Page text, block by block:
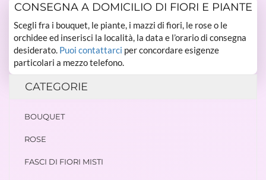
CONSEGNA A DOMICILIO DI FIORI E PIANTE
Scegli fra i bouquet, le piante, i mazzi di fiori, le rose o le
orchidee ed inserisci la località, la data e l’orario di consegna
desiderato. Puoi contattarci per concordare esigenze
particolari a mezzo telefono.
CATEGORIE
BOUQUET
ROSE
FASCI DI FIORI MISTI